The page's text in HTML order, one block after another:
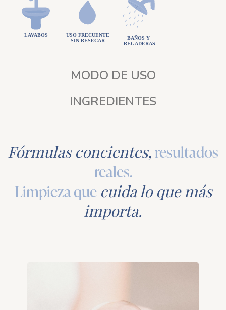
MODO DE USO
INGREDIENTES
Fórmulas concientes,resultados
reales.
Limpieza que cuida lo que más
importa.